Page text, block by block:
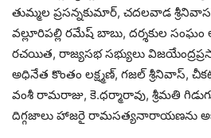
తుమ్మల ప్రసన్నకుమార్, చదలవాడ
వల్లూరిపల్లి రమేష్ బాబు, దర్శకుల సంఘం
రచయిత, రాజ్యసభ సభ్యులు
అధినేత కొంతం లక్ష్మణ్, గజల్ శ్రీనివాస్,
వంశీ రామరాజు, కె.ధర్మారావు, శ్రీమతి
దిగ్గజాలు హాజరై రామసత్యనారాయణను